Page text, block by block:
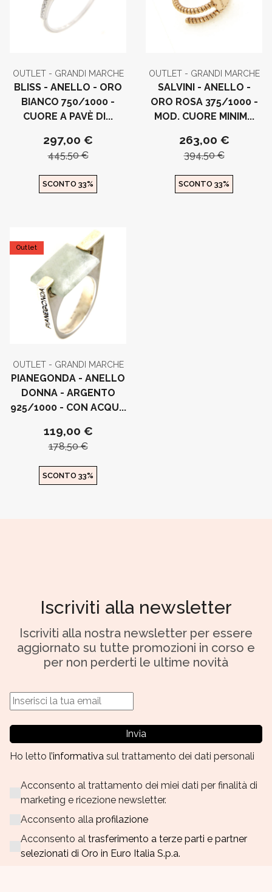
OUTLET - GRANDI MARCHE
BLISS - ANELLO - ORO
BIANCO 750/1000 -
CUORE A PAVÈ DI...
297,00 €
445,50 €
SCONTO 33%
OUTLET - GRANDI MARCHE
SALVINI - ANELLO -
ORO ROSA 375/1000 -
MOD. CUORE MINIM...
263,00 €
394,50 €
SCONTO 33%
Outlet
OUTLET - GRANDI MARCHE
PIANEGONDA - ANELLO
DONNA - ARGENTO
925/1000 - CON ACQU...
119,00 €
178,50 €
SCONTO 33%
Iscriviti alla newsletter
Iscriviti alla nostra newsletter per essere
aggiornato su tutte promozioni in corso e
per non perderti le ultime novità
Invia
Ho letto l’informativa sul trattamento dei dati personali
Acconsento al trattamento dei miei dati per finalità di
marketing e ricezione newsletter.
Acconsento alla profilazione
Acconsento al trasferimento a terze parti e partner
selezionati di Oro in Euro Italia S.p.a.